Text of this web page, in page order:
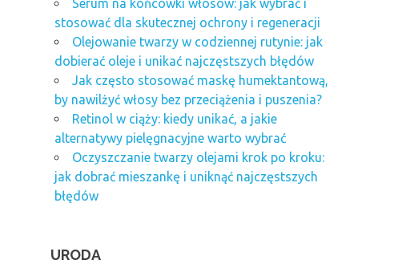
Serum na końcówki włosów: jak wybrać i
stosować dla skutecznej ochrony i regeneracji
Olejowanie twarzy w codziennej rutynie: jak
dobierać oleje i unikać najczęstszych błędów
Jak często stosować maskę humektantową,
by nawilżyć włosy bez przeciążenia i puszenia?
Retinol w ciąży: kiedy unikać, a jakie
alternatywy pielęgnacyjne warto wybrać
Oczyszczanie twarzy olejami krok po kroku:
jak dobrać mieszankę i uniknąć najczęstszych
błędów
URODA